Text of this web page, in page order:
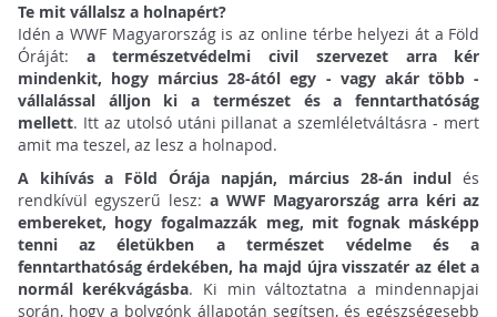
Te mit vállalsz a holnapért?
Idén a WWF Magyarország is az online térbe helyezi át a Föld
Óráját: a természetvédelmi civil szervezet arra kér
mindenkit, hogy március 28-ától egy - vagy akár több -
vállalással álljon ki a természet és a fenntarthatóság
mellett. Itt az utolsó utáni pillanat a szemléletváltásra - mert
amit ma teszel, az lesz a holnapod.
A kihívás a Föld Órája napján, március 28-án indul és
rendkívül egyszerű lesz: a WWF Magyarország arra kéri az
embereket, hogy fogalmazzák meg, mit fognak másképp
tenni az életükben a természet védelme és a
fenntarthatóság érdekében, ha majd újra visszatér az élet a
normál kerékvágásba. Ki min változtatna a mindennapjai
során, hogy a bolygónk állapotán segítsen, és egészségesebb